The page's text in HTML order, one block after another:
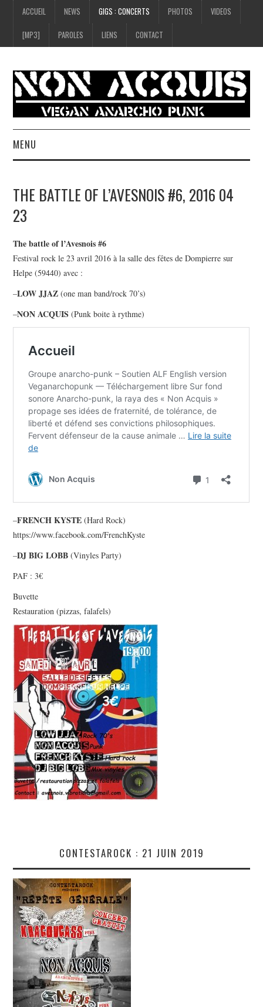
ACCUEIL NEWS GIGS : CONCERTS PHOTOS VIDEOS
[MP3] PAROLES LIENS CONTACT
MENU
NEWS
PHOTOS
VIDEOS
[MP3]
PAROLES
LIENS
CONTACT
THE BATTLE OF L’AVESNOIS #6, 2016 04
23
The battle of l’Avesnois #6
Festival rock le 23 avril 2016 à la salle des fêtes de Dompierre sur
Helpe (59440) avec :
–LOW JJAZ (one man band/rock 70’s)
–NON ACQUIS (Punk boite à rythme)
–FRENCH KYSTE (Hard Rock)
https://www.facebook.com/FrenchKyste
–DJ BIG LOBB (Vinyles Party)
PAF : 3€
Buvette
Restauration (pizzas, falafels)
CONTESTAROCK : 21 JUIN 2019